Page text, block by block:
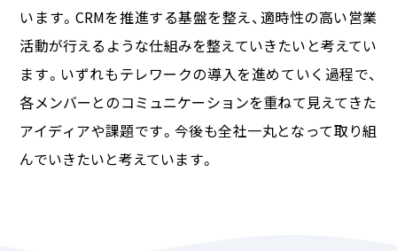
います。CRMを推進する基盤を整え、適時性の高い営業
活動が行えるような仕組みを整えていきたいと考えてい
ます。いずれもテレワークの導入を進めていく過程で、
各メンバーとのコミュニケーションを重ねて見えてきた
アイディアや課題です。今後も全社一丸となって取り組
んでいきたいと考えています。